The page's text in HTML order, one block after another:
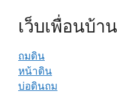
เว็บเพื่อนบ้าน
ถมดิน
หน้าดิน
บ่อดินถม